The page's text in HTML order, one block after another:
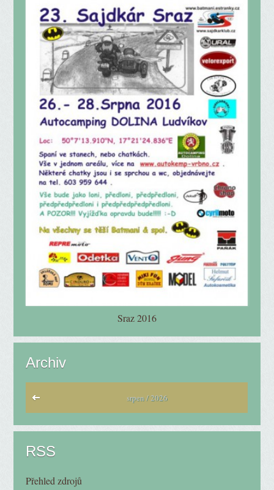
Sraz 2016
Archiv
srpen / 2026
RSS
Přehled zdrojů